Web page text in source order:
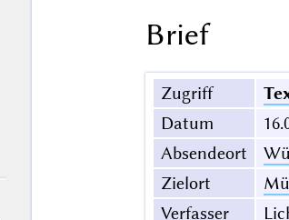
Brief
Zugriff
Datum
Absendeort
Zielort
Verfasser